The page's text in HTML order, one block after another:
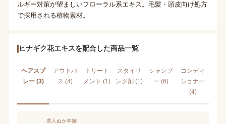
ルギー対策が望ましいフローラル系エキス。毛髪・頭皮向け処方
で採用される植物素材。
ヒナギク花エキスを配合した商品一覧
ヘアスプ
レー (3)
アウトバ
ス (4)
トリート
メント (1)
スタイリ
ング剤 (1)
シャンプ
ー (6)
コンディ
ショナー
(4)
美人ぬか本舗